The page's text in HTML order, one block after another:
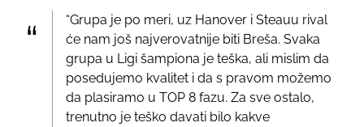
“Grupa je po meri, uz Hanover i Steauu rival
će nam još najverovatnije biti Breša. Svaka
grupa u Ligi šampiona je teška, ali mislim da
posedujemo kvalitet i da s pravom možemo
da plasiramo u TOP 8 fazu. Za sve ostalo,
trenutno je teško davati bilo kakve